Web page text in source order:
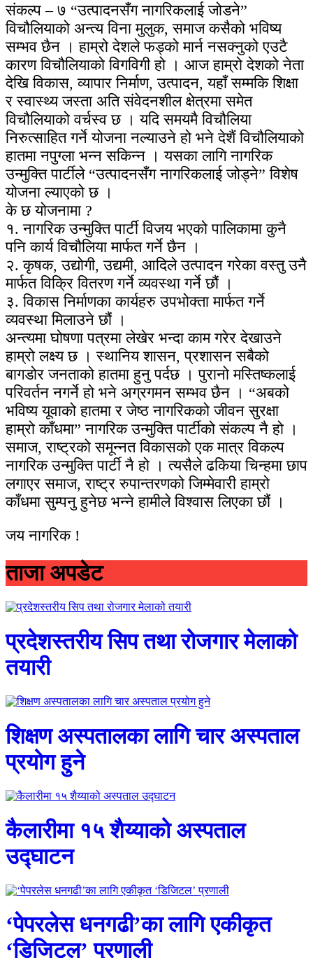
संकल्प – ७ “उत्पादनसँग नागरिकलाई जोडने”
विचौलियाको अन्त्य विना मुलुक, समाज कसैको भविष्य
सम्भव छैन । हाम्रो देशले फड्को मार्न नसक्नुको एउटै
कारण विचौलियाको विगविगी हो । आज हाम्रो देशको नेता
देखि विकास, व्यापार निर्माण, उत्पादन, यहाँ सम्मकि शिक्षा
र स्वास्थ्य जस्ता अति संवेदनशील क्षेत्रमा समेत
विचौलियाको वर्चस्व छ । यदि समयमै विचौलिया
निरुत्साहित गर्ने योजना नल्याउने हो भने देशैं विचौलियाको
हातमा नपुग्ला भन्न सकिन्न । यसका लागि नागरिक
उन्मुक्ति पार्टीले “उत्पादनसँग नागरिकलाई जोड्ने” विशेष
योजना ल्याएको छ ।
के छ योजनामा ?
१. नागरिक उन्मुक्ति पार्टी विजय भएको पालिकामा कुनै
पनि कार्य विचौलिया मार्फत गर्ने छैन ।
२. कृषक, उद्योगी, उद्यमी, आदिले उत्पादन गरेका वस्तु उनै
मार्फत विक्रि वितरण गर्ने व्यवस्था गर्ने छौं ।
३. विकास निर्माणका कार्यहरु उपभोक्ता मार्फत गर्ने
व्यवस्था मिलाउने छौं ।
अन्त्यमा घोषणा पत्रमा लेखेर भन्दा काम गरेर देखाउने
हाम्रो लक्ष्य छ । स्थानिय शासन, प्रशासन सबैको
बागडोर जनताको हातमा हुनु पर्दछ । पुरानो मस्तिष्कलाई
परिवर्तन नगर्ने हो भने अग्रगमन सम्भव छैन । “अबको
भविष्य यूवाको हातमा र जेष्ठ नागरिकको जीवन सुरक्षा
हाम्रो काँधमा” नागरिक उन्मुक्ति पार्टीको संकल्प नै हो ।
समाज, राष्ट्रको समून्नत विकासको एक मात्र विकल्प
नागरिक उन्मुक्ति पार्टी नै हो । त्यसैले ढकिया चिन्हमा छाप
लगाएर समाज, राष्ट्र रुपान्तरणको जिम्मेवारी हाम्रो
काँधमा सुम्पनु हुनेछ भन्ने हामीले विश्वास लिएका छौं ।
जय नागरिक !
ताजा अपडेट
प्रदेशस्तरीय सिप तथा रोजगार मेलाको
तयारी
शिक्षण अस्पतालका लागि चार अस्पताल
प्रयोग हुने
कैलारीमा १५ शैय्याको अस्पताल
उद्घाटन
‘पेपरलेस धनगढी’का लागि एकीकृत
‘डिजिटल’ प्रणाली